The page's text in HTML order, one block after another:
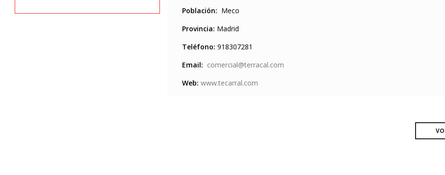
Población: Meco
Provincia: Madrid
Teléfono: 918307281
Email: comercial@terracal.com
Web: www.tecarral.com